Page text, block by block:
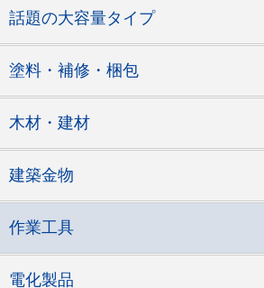
話題の大容量タイプ
塗料・補修・梱包
木材・建材
建築金物
作業工具
電化製品